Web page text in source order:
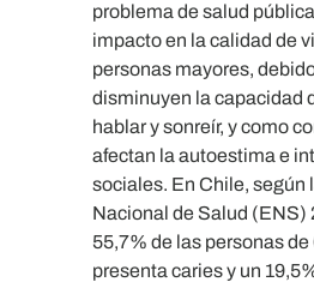
problema de salud
impacto en la calidad de
personas mayores,
disminuyen la capacidad
hablar y sonreír, y como
afectan la autoestima e
sociales. En Chile, según
Nacional de Salud (ENS)
55,7% de las personas
presenta caries y un